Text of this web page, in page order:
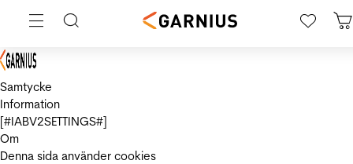
Samtycke
Information
[#IABV2SETTINGS#]
Om
Denna sida använder cookies